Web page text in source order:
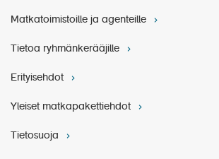
Matkatoimistoille ja agenteille
Tietoa ryhmänkerääjille
Erityisehdot
Yleiset matkapakettiehdot
Tietosuoja